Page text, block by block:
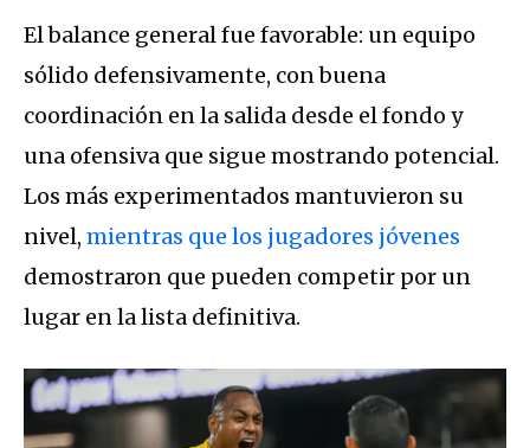
El balance general fue favorable: un equipo
sólido defensivamente, con buena
coordinación en la salida desde el fondo y
una ofensiva que sigue mostrando potencial.
Los más experimentados mantuvieron su
nivel, mientras que los jugadores jóvenes
demostraron que pueden competir por un
lugar en la lista definitiva.